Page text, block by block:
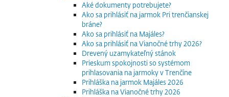
Aké dokumenty potrebujete?
Ako sa prihlásiť na jarmok Pri trenčianskej
bráne?
Ako sa prihlásiť na Majáles?
Ako sa prihlásiť na Vianočné trhy 2026?
Drevený uzamykateľný stánok
Prieskum spokojnosti so systémom
prihlasovania na jarmoky v Trenčíne
Prihláška na jarmok Majáles 2026
Prihláška na Vianočné trhy 2026